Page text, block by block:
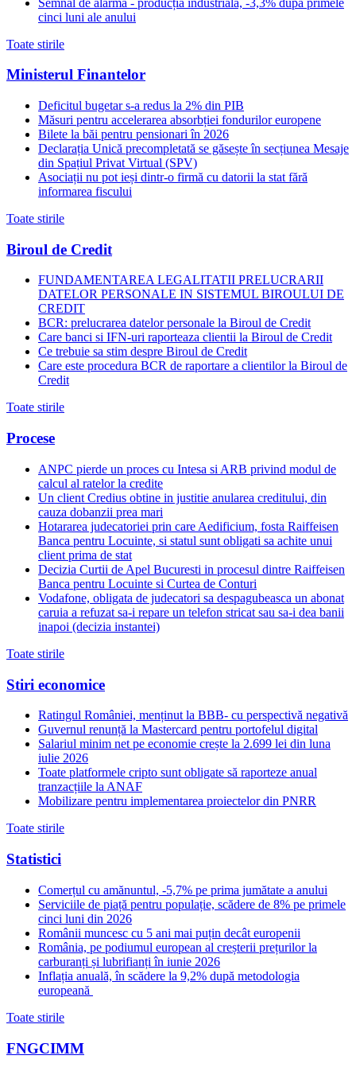
cinci luni ale anului
Toate stirile
Ministerul Finantelor
Deficitul bugetar s-a redus la 2% din PIB
Măsuri pentru accelerarea absorbției fondurilor europene
Bilete la băi pentru pensionari în 2026
Declarația Unică precompletată se găsește în secțiunea Mesaje
din Spațiul Privat Virtual (SPV)
Asociații nu pot ieși dintr-o firmă cu datorii la stat fără
informarea fiscului
Toate stirile
Biroul de Credit
FUNDAMENTAREA LEGALITATII PRELUCRARII
DATELOR PERSONALE IN SISTEMUL BIROULUI DE
CREDIT
BCR: prelucrarea datelor personale la Biroul de Credit
Care banci si IFN-uri raporteaza clientii la Biroul de Credit
Ce trebuie sa stim despre Biroul de Credit
Care este procedura BCR de raportare a clientilor la Biroul de
Credit
Toate stirile
Procese
ANPC pierde un proces cu Intesa si ARB privind modul de
calcul al ratelor la credite
Un client Credius obtine in justitie anularea creditului, din
cauza dobanzii prea mari
Hotararea judecatoriei prin care Aedificium, fosta Raiffeisen
Banca pentru Locuinte, si statul sunt obligati sa achite unui
client prima de stat
Decizia Curtii de Apel Bucuresti in procesul dintre Raiffeisen
Banca pentru Locuinte si Curtea de Conturi
Vodafone, obligata de judecatori sa despagubeasca un abonat
caruia a refuzat sa-i repare un telefon stricat sau sa-i dea banii
inapoi (decizia instantei)
Toate stirile
Stiri economice
Ratingul României, menținut la BBB- cu perspectivă negativă
Guvernul renunță la Mastercard pentru portofelul digital
Salariul minim net pe economie crește la 2.699 lei din luna
iulie 2026
Toate platformele cripto sunt obligate să raporteze anual
tranzacțiile la ANAF
Mobilizare pentru implementarea proiectelor din PNRR
Toate stirile
Statistici
Comerțul cu amănuntul, -5,7% pe prima jumătate a anului
Serviciile de piață pentru populație, scădere de 8% pe primele
cinci luni din 2026
Românii muncesc cu 5 ani mai puțin decât europenii
România, pe podiumul european al creșterii prețurilor la
carburanți și lubrifianți în iunie 2026
Inflația anuală, în scădere la 9,2% după metodologia
europeană
Toate stirile
FNGCIMM